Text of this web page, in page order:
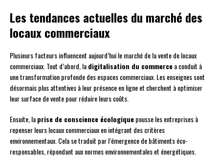
Les tendances actuelles du marché des
locaux commerciaux
Plusieurs facteurs influencent aujourd’hui le marché de la vente de locaux
commerciaux. Tout d’abord, ladigitalisation du commercea conduit à
une transformation profonde des espaces commerciaux. Les enseignes sont
désormais plus attentives à leur présence en ligne et cherchent à optimiser
leur surface de vente pour réduire leurs coûts.
Ensuite, laprise de conscience écologiquepousse les entreprises à
repenser leurs locaux commerciaux en intégrant des critères
environnementaux. Cela se traduit par l’émergence de bâtiments éco-
responsables, répondant aux normes environnementales et énergétiques.